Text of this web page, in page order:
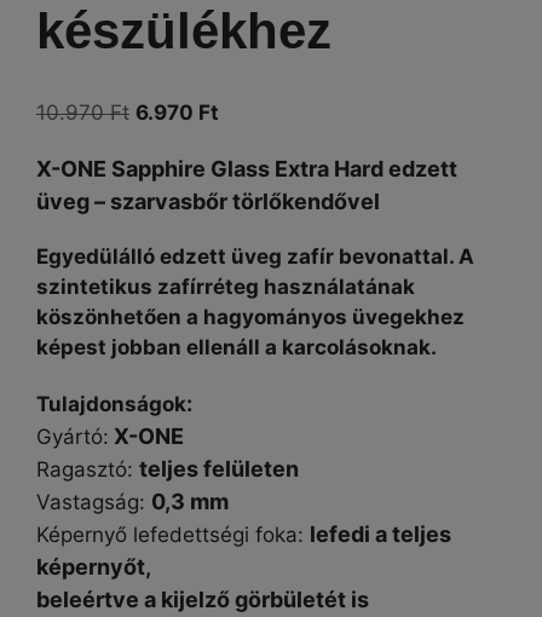
készülékhez
10.970Ft Original
was:
10.970 Ft.
6.970 Ft
is:
6.970 Ft.
X-ONE Sapphire Glass Extra Hard edzett
üveg – szarvasbőr törlőkendővel
Egyedülálló edzett üveg zafír bevonattal. A
szintetikus zafírréteg használatának
köszönhetően a hagyományos üvegekhez
képest jobban ellenáll a karcolásoknak.
Tulajdonságok:
Gyártó: X-ONE
Ragasztó: teljes felületen
Vastagság: 0,3 mm
Képernyő lefedettségi foka: lefedi a teljes
képernyőt,
beleértve a kijelző görbületét is